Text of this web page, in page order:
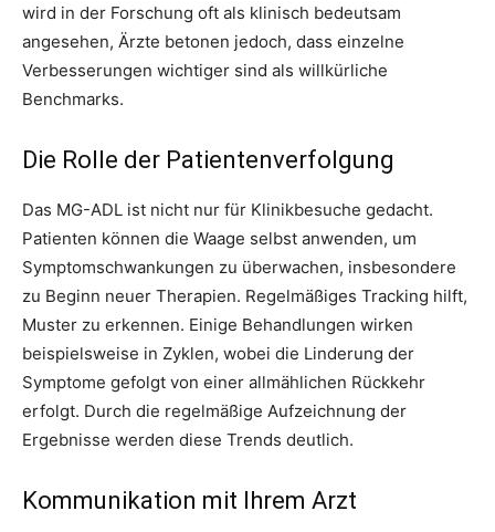
wird in der Forschung oft als klinisch bedeutsam
angesehen, Ärzte betonen jedoch, dass einzelne
Verbesserungen wichtiger sind als willkürliche
Benchmarks.
Die Rolle der Patientenverfolgung
Das MG-ADL ist nicht nur für Klinikbesuche gedacht.
Patienten können die Waage selbst anwenden, um
Symptomschwankungen zu überwachen, insbesondere
zu Beginn neuer Therapien. Regelmäßiges Tracking hilft,
Muster zu erkennen. Einige Behandlungen wirken
beispielsweise in Zyklen, wobei die Linderung der
Symptome gefolgt von einer allmählichen Rückkehr
erfolgt. Durch die regelmäßige Aufzeichnung der
Ergebnisse werden diese Trends deutlich.
Kommunikation mit Ihrem Arzt